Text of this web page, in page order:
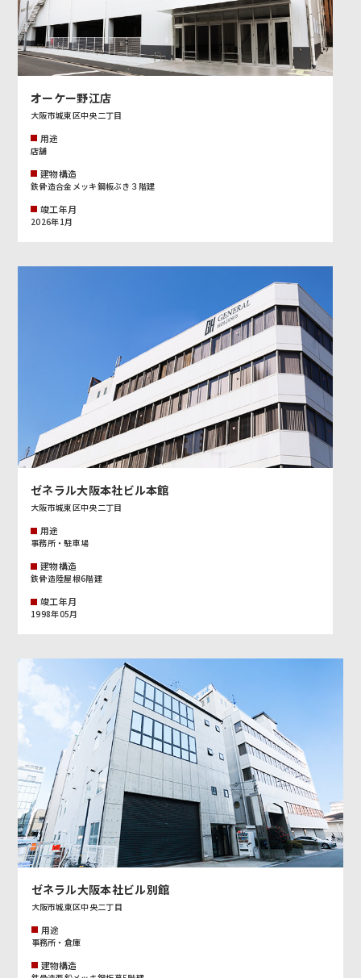
オーケー野江店
大阪市城東区中央二丁目
用途
店舗
建物構造
鉄骨造合金メッキ鋼板ぶき３階建
竣工年月
2026年1月
ゼネラル大阪本社ビル本館
大阪市城東区中央二丁目
用途
事務所・駐車場
建物構造
鉄骨造陸屋根6階建
竣工年月
1998年05月
ゼネラル大阪本社ビル別館
大阪市城東区中央二丁目
用途
事務所・倉庫
建物構造